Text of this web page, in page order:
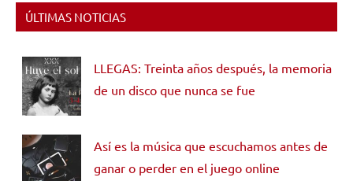
ÚLTIMAS NOTICIAS
LLEGAS: Treinta años después, la memoria
de un disco que nunca se fue
Así es la música que escuchamos antes de
ganar o perder en el juego online